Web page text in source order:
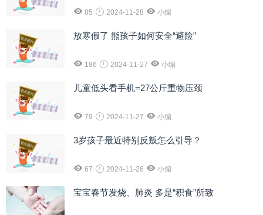
85 2024-11-28 小编
放寒假了 熊孩子如何安全“避险”
186 2024-11-27 小编
儿童低头看手机=27公斤重物压颈
79 2024-11-27 小编
3岁孩子最近特别反叛怎么引导？
67 2024-11-26 小编
宝宝春节发烧、肺炎 多是“积食”所致